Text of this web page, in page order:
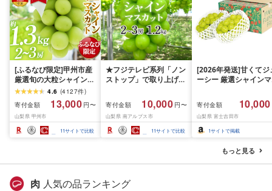
[ふるなび限定]甲州市産
厳選旬の大粒シャインマ
スカット 約1.3kg 2〜3
房[2026年発送]
(MG)B12-472 FN-
Limited-VO シャインマ
スカット フルーツ
4.6 (4127件)
寄付金額
13,000 円〜
山梨県 甲州市
11サイトで比較
★フジテレビ系列「ノン
ストップ」で取り上げら
先行予約]南アルプス市
産シャインマスカット
1.2kg以上(2〜3房)ふる
さと納税 おすすめ 山梨
県 南アルプス市 送料無
寄付金額 10,000 円〜
山梨県 南アルプス市
11サイトで比較
[2026年発送]甘くてジ
ーシー 厳選シャインマ
月前半(1〜15日)から
月下旬までの発送) フ
ーツ ぶどう 果物 山梨
産 2026 旬 大粒 高級
寄付金額 10,000
山梨県 富士吉田市
1サイトで掲載
もっと見る
肉 人気の品ランキング